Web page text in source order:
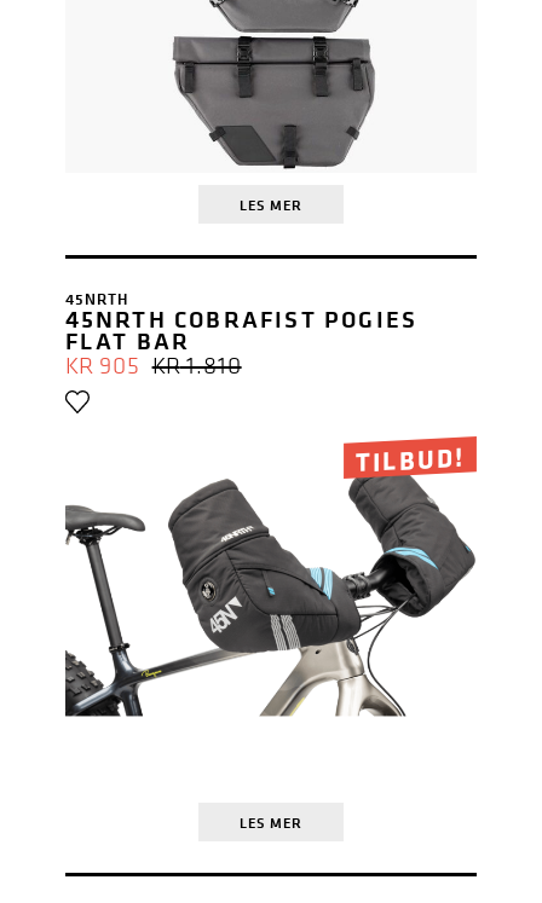
LES MER
TILBUD!
45NRTH
45NRTH COBRAFIST POGIES
FLAT BAR
KR1.810OPPRINNELIG
KR905
NÅVÆRENDE
LES MER